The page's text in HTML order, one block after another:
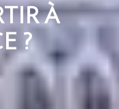
À
?